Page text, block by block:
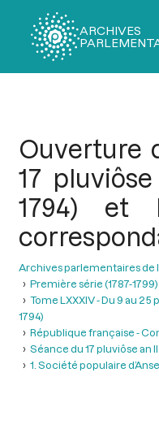
ARCHIVES
Ouverture
17
1794) et
Archives parlementaires de
Première série (1787-1799)
Tome LXXXIV - Du 9 au
1794)
République française -
Séance du 17 pluviôse an
1. Société populaire